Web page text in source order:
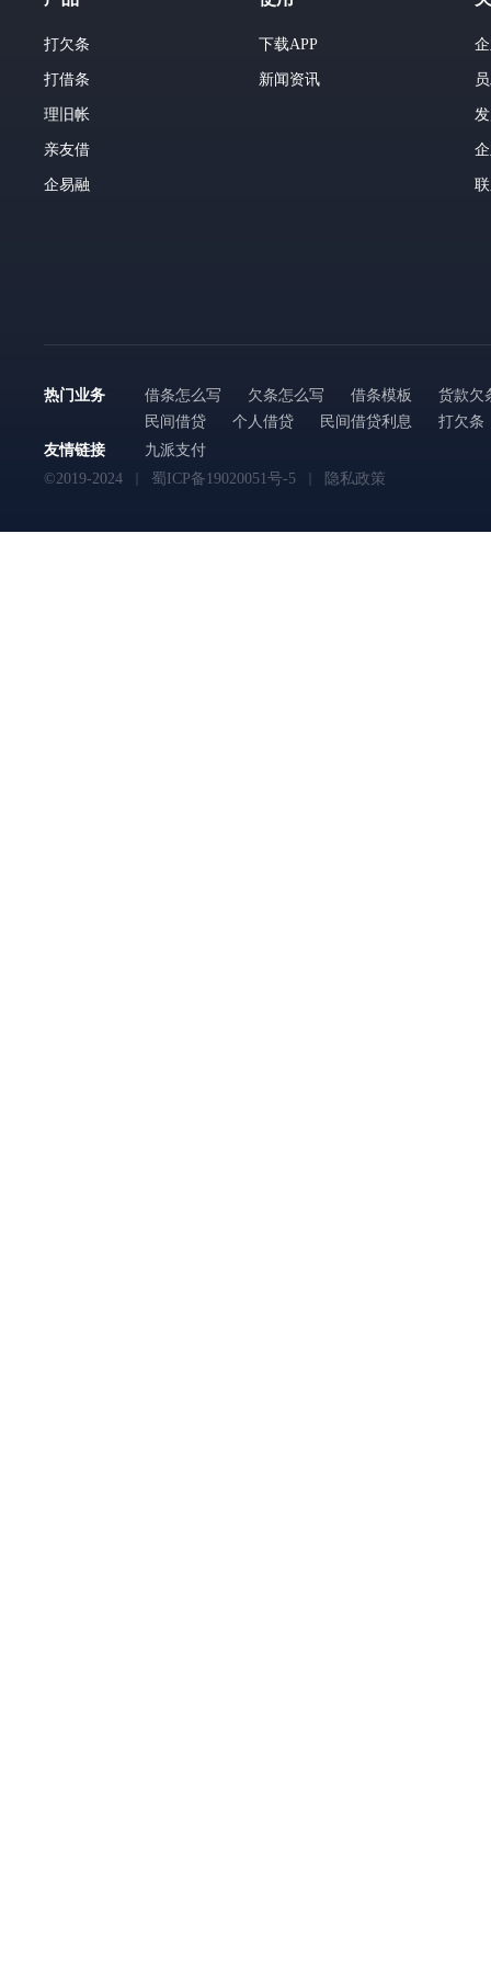
打欠条
打借条
理旧帐
亲友借
企易融
下载APP
新闻资讯
热门业务 借条怎么写 欠条怎么写 借条模板
货款欠
民间借贷
个人借贷 民间借贷利息
打欠条
友情链接
九派支付
©2019-2024
蜀ICP备19020051号-5 隐私政策